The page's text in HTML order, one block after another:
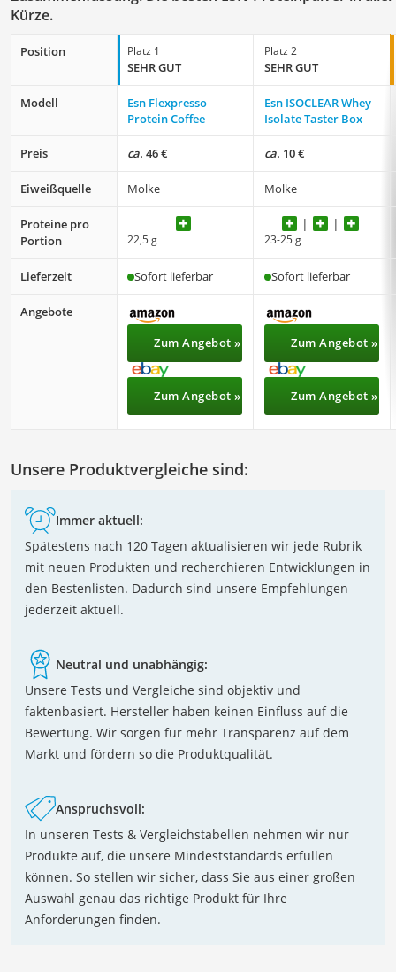
Kürze.
Position Platz 1
SEHR GUT
Platz 2
SEHR GUT
Modell
Esn Flexpresso
Protein Coffee
Esn ISOCLEAR Whey
Isolate Taster Box
Preis ca. 46 € ca. 10 €
Eiweißquelle Molke Molke
Proteine pro
Portion
22,5 g 23-25 g
Lieferzeit Sofort lieferbar Sofort lieferbar
Angebote
Zum Angebot »
Zum Angebot »
Zum Angebot »
Zum Angebot »
Unsere Produktvergleiche sind:
Immer aktuell:
Spätestens nach 120 Tagen aktualisieren wir jede Rubrik
mit neuen Produkten und recherchieren Entwicklungen in
den Bestenlisten. Dadurch sind unsere Empfehlungen
jederzeit aktuell.
Neutral und unabhängig:
Unsere Tests und Vergleiche sind objektiv und
faktenbasiert. Hersteller haben keinen Einfluss auf die
Bewertung. Wir sorgen für mehr Transparenz auf dem
Markt und fördern so die Produktqualität.
Anspruchsvoll:
In unseren Tests & Vergleichstabellen nehmen wir nur
Produkte auf, die unsere Mindeststandards erfüllen
können. So stellen wir sicher, dass Sie aus einer großen
Auswahl genau das richtige Produkt für Ihre
Anforderungen finden.